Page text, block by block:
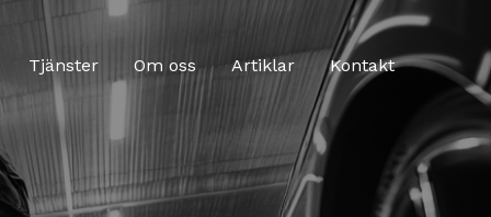
Tjänster Om oss Artiklar Kontakt